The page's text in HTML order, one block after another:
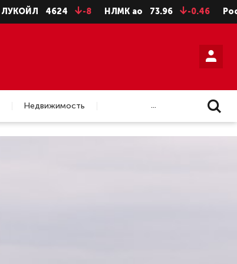
-8 НЛМК ао 73.96 -0.46 Роснефть 350.45
Недвижимость
...